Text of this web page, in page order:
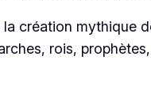
création mythique
rois,